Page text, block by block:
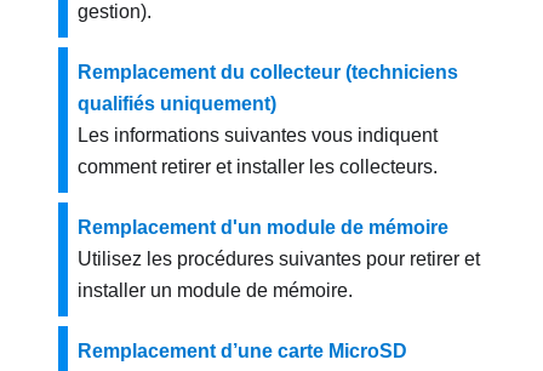
gestion).
Remplacement du collecteur (techniciens
qualifiés uniquement)
Les informations suivantes vous indiquent
comment retirer et installer les collecteurs.
Remplacement d'un module de mémoire
Utilisez les procédures suivantes pour retirer et
installer un module de mémoire.
Remplacement d’une carte MicroSD